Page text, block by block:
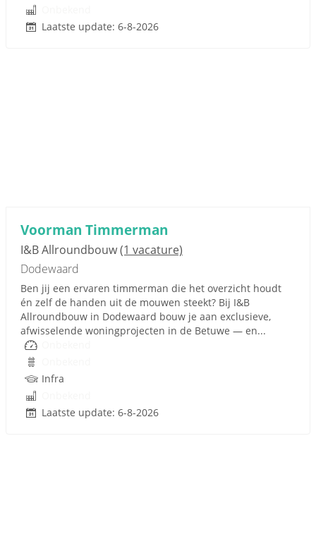
Laatste update: 6-8-2026
Voorman Timmerman
I&B Allroundbouw(1 vacature)
Dodewaard
Ben jij een ervaren timmerman die het overzicht houdt
én zelf de handen uit de mouwen steekt? Bij I&B
Allroundbouw in Dodewaard bouw je aan exclusieve,
afwisselende woningprojecten in de Betuwe — en...
Infra
Laatste update: 6-8-2026